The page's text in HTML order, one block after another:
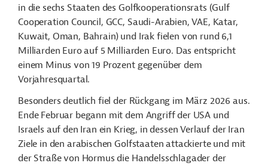
in die sechs Staaten des Golfkooperationsrats (Gulf
Cooperation Council, GCC, Saudi-Arabien, VAE, Katar,
Kuwait, Oman, Bahrain) und Irak fielen von rund 6,1
Milliarden Euro auf 5 Milliarden Euro. Das entspricht
einem Minus von 19 Prozent gegenüber dem
Vorjahresquartal.
Besonders deutlich fiel der Rückgang im März 2026 aus.
Ende Februar begann mit dem Angriff der USA und
Israels auf den Iran ein Krieg, in dessen Verlauf der Iran
Ziele in den arabischen Golfstaaten attackierte und mit
der Straße von Hormus die Handelsschlagader der